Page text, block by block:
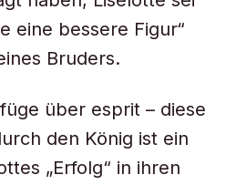
eine bessere Figur“
Bruders.
über esprit – diese
den König ist ein
„Erfolg“ in ihren